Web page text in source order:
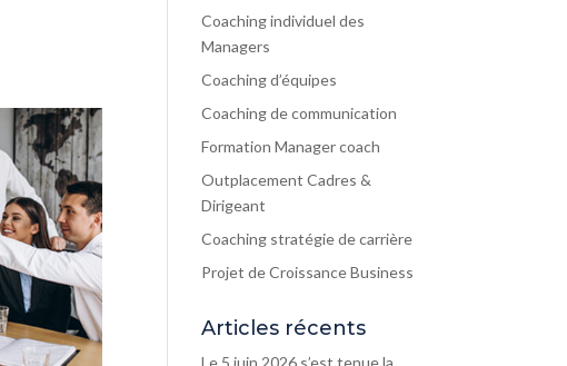
Coaching individuel des
Managers
Coaching d’équipes
Coaching de communication
Formation Manager coach
Outplacement Cadres &
Dirigeant
Coaching stratégie de carrière
Projet de Croissance Business
Articles récents
Le 5 juin 2026 s’est tenue la